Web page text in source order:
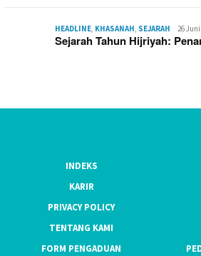
HEADLINE KHASANAH SEJARAH 26 Juni
Sejarah Tahun Hijriyah:
INDEKS
KARIR
PRIVACY POLICY
TENTANG KAMI
FORM PENGADUAN